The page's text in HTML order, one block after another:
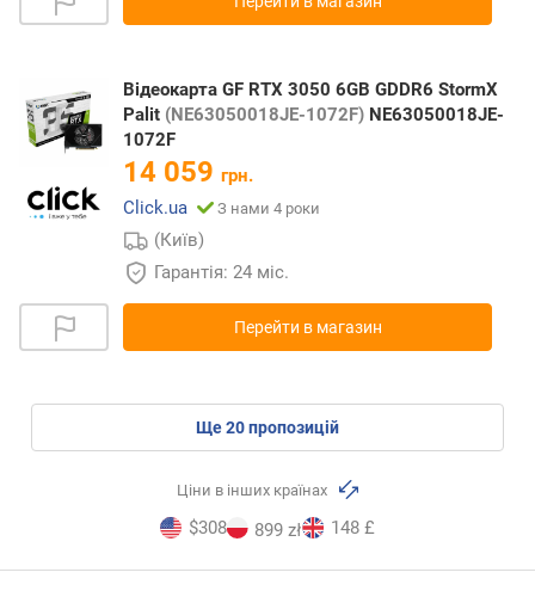
Відеокарта GF RTX 3050 6GB GDDR6 StormX
Palit (NE63050018JE-1072F) NE63050018JE-
1072F
14 059 грн.
Click.ua
З нами 4 роки
(Київ)
Гарантія: 24 міс.
Перейти в магазин
ще20пропозицій
Ціни в інших країнах
$308 899 zł 148 £